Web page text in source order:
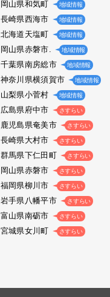
岡山県和気町 地域情報
長崎県西海市 地域情報
北海道天塩町 地域情報
岡山県赤磐市. 地域情報
千葉県南房総市 地域情報
神奈川県横須賀市 地域情報
山梨県小菅村 地域情報
広島県府中市 さすらい
鹿児島県奄美市 さすらい
長崎県大村市 さすらい
群馬県下仁田町 さすらい
岡山県赤磐市 さすらい
福岡県柳川市 さすらい
岩手県八幡平市 さすらい
富山県南砺市 さすらい
宮城県女川町 さすらい